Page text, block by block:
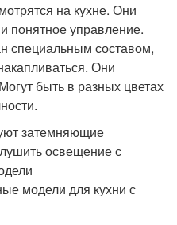
на кухне. Они
понятное управление.
специальным составом,
Они
быть в разных цветах
затемняющие
освещение с
модели для кухни с